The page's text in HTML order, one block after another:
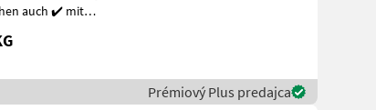
auch ✔️ mit
Prémiový Plus predajca